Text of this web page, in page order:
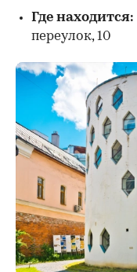
Где находится:
переулок, 10